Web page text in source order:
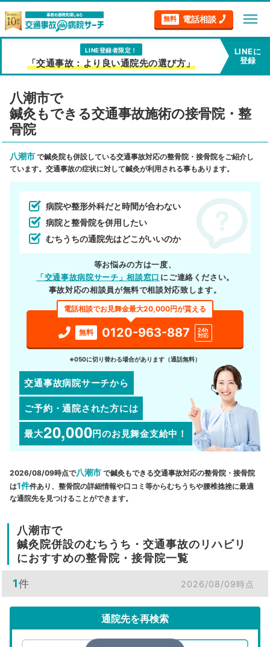
無料 電話相談 menu
LINE登録者限定！
「交通事故：より良い通院先の選び方」
LINEに
登録
八潮市で
鍼灸もできる交通事故施術の接骨院・整
骨院
八潮市 で鍼灸院も併設している交通事故対応の整骨院・接骨院をご紹介し
ています。交通事故の症状に対して鍼灸が利用される事もあります。
病院や整形外科だと時間が合わない
病院と整骨院を併用したい
むちうちの通院先はどこがいいのか
等お悩みの方は一度、
「交通事故病院サーチ」相談窓口 にご連絡ください。
事故対応の相談員が無料で相談対応致します。
電話相談でお見舞金最大20,000円が貰える
無料 0120-963-887
24h
対応
※050に切り替わる場合があります（通話無料）
交通事故病院サーチから
ご予約・通院された方には
最大20,000円のお見舞金支給中！
2026/08/09時点で八潮市 で鍼灸もできる交通事故対応の整骨院・接骨院
は1件件あり、整骨院の詳細情報や口コミ等からむちうちや腰椎捻挫に最適
な通院先を見つけることができます。
八潮市で
鍼灸院併設のむちうち・交通事故のリハビリ
におすすめの整骨院・接骨院一覧
1件 2026/08/09時点
通院先を再検索